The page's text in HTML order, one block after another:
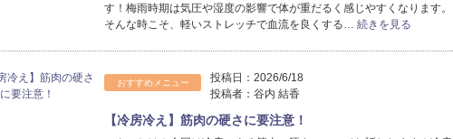
す！梅雨時期は気圧や湿度の影響で体が重だるく感じやすくなります。
そんな時こそ、軽いストレッチで血流を良くする… 続きを見る
おすすめメニュー 投稿日： 2026/6/18
投稿者： 谷内 結香
【冷房冷え】筋肉の硬さに要注意！